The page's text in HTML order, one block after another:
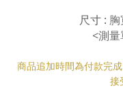
尺寸 :
<測
商品追加時間為付款完
接